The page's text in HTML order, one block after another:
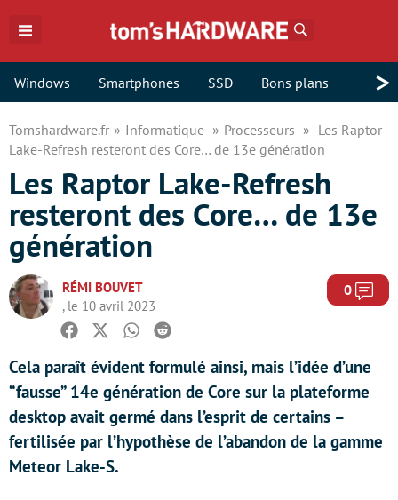
Windows Smartphones SSD Bons plans >
Tomshardware.fr Informatique Processeurs
Les Raptor
Lake-Refresh resteront des Core… de 13e génération
Les Raptor Lake-Refresh
resteront des Core… de 13e
génération
RÉMI BOUVET
, le 10 avril 2023
0
Facebook
TwitterWhatsapp
Reddit
Cela paraît évident formulé ainsi, mais l’idée d’une
“fausse” 14e génération de Core sur la plateforme
desktop avait germé dans l’esprit de certains –
fertilisée par l’hypothèse de l’abandon de la gamme
Meteor Lake-S.